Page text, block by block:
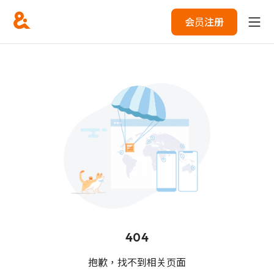
会员注册
404
抱歉，找不到相关页面